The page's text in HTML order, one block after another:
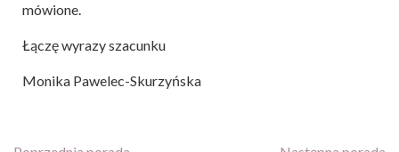
mówione.
Łączę wyrazy szacunku
Monika Pawelec-Skurzyńska